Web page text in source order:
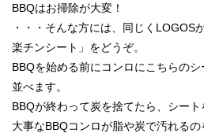
BBQはお掃除が大変！
・・・そんな方には、同じくLOGOS
楽チンシート」をどうぞ。
BBQを始める前にコンロにこちらの
並べます。
BBQが終わって炭を捨てたら、シート
大事なBBQコンロが脂や炭で汚れるの